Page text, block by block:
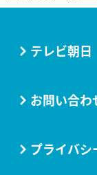
テレビ朝日
お問い合わ
プライバシ